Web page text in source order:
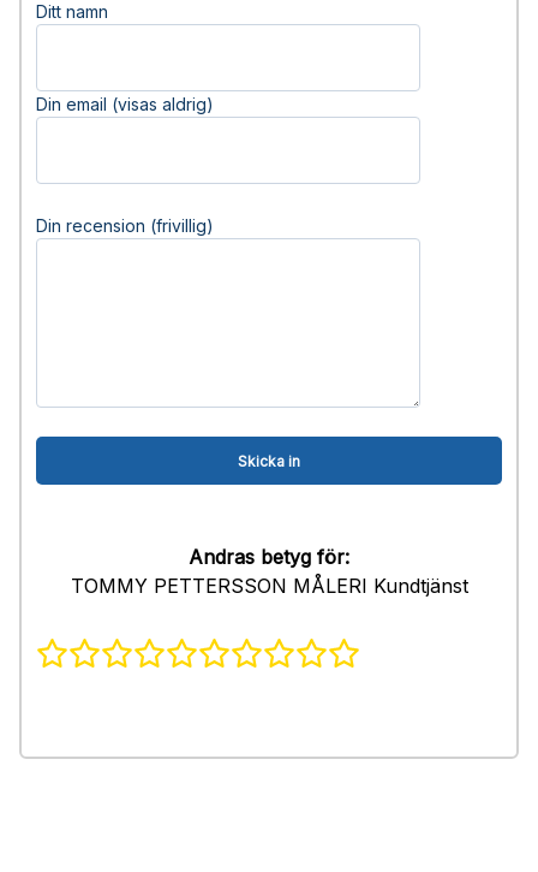
Ditt namn
Din email (visas aldrig)
Din recension (frivillig)
Andras betyg för:
TOMMY PETTERSSON MÅLERI Kundtjänst